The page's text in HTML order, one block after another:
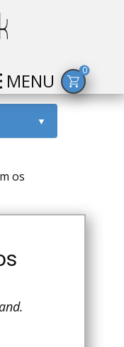
MENU 0
▼
os